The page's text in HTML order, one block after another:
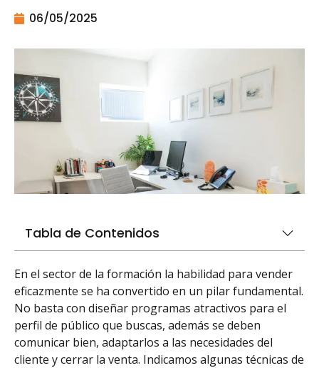
06/05/2025
Tabla de Contenidos
En el sector de la formación la habilidad para vender
eficazmente se ha convertido en un pilar fundamental.
No basta con diseñar programas atractivos para el
perfil de público que buscas, además se deben
comunicar bien, adaptarlos a las necesidades del
cliente y cerrar la venta. Indicamos algunas técnicas de